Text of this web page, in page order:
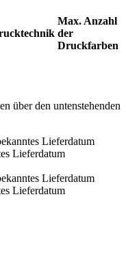
Max. Anzahl
der
Druckfarben
über den untenstehenden
Lieferdatum
Lieferdatum
Lieferdatum
Lieferdatum